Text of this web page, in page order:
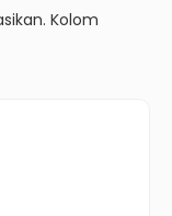
Kolom